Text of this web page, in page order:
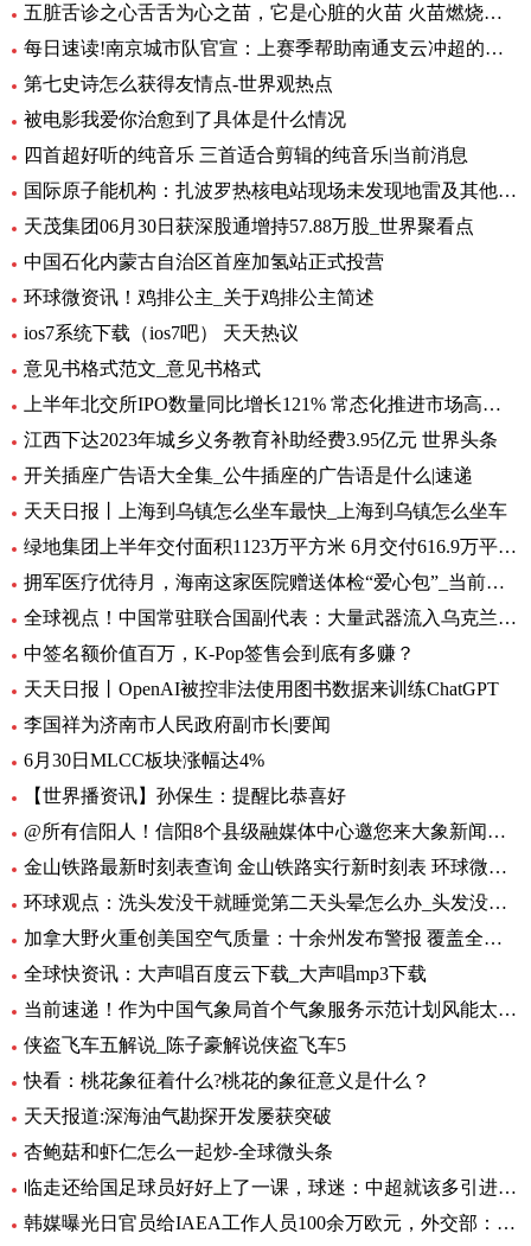
五脏舌诊之心舌舌为心之苗，它是心脏的火苗 火苗燃烧的时候，你会发
每日速读!南京城市队官宣：上赛季帮助南通支云冲超的特拉奥雷加盟
第七史诗怎么获得友情点-世界观热点
被电影我爱你治愈到了具体是什么情况
四首超好听的纯音乐 三首适合剪辑的纯音乐|当前消息
国际原子能机构：扎波罗热核电站现场未发现地雷及其他爆炸物
天茂集团06月30日获深股通增持57.88万股_世界聚看点
中国石化内蒙古自治区首座加氢站正式投营
环球微资讯！鸡排公主_关于鸡排公主简述
ios7系统下载（ios7吧） 天天热议
意见书格式范文_意见书格式
上半年北交所IPO数量同比增长121% 常态化推进市场高质量扩容 要闻
江西下达2023年城乡义务教育补助经费3.95亿元 世界头条
开关插座广告语大全集_公牛插座的广告语是什么|速递
天天日报丨上海到乌镇怎么坐车最快_上海到乌镇怎么坐车
绿地集团上半年交付面积1123万平方米 6月交付616.9万平方米-环球观热点
拥军医疗优待月，海南这家医院赠送体检“爱心包”_当前头条
全球视点！中国常驻联合国副代表：大量武器流入乌克兰 外溢影响和扩散风险与日俱增
中签名额价值百万，K-Pop签售会到底有多赚？
天天日报丨OpenAI被控非法使用图书数据来训练ChatGPT
李国祥为济南市人民政府副市长|要闻
6月30日MLCC板块涨幅达4%
【世界播资讯】孙保生：提醒比恭喜好
@所有信阳人！信阳8个县级融媒体中心邀您来大象新闻，一起争做“山水茶都，红色信阳”推荐官
金山铁路最新时刻表查询 金山铁路实行新时刻表 环球微头条
环球观点：洗头发没干就睡觉第二天头晕怎么办_头发没吹干睡觉头疼怎么办
加拿大野火重创美国空气质量：十余州发布警报 覆盖全美1/3人口-焦点热闻
全球快资讯：大声唱百度云下载_大声唱mp3下载
当前速递！作为中国气象局首个气象服务示范计划风能太阳能发电精细化气象服务示范计划7月1日启动
侠盗飞车五解说_陈子豪解说侠盗飞车5
快看：桃花象征着什么?桃花的象征意义是什么？
天天报道:深海油气勘探开发屡获突破
杏鲍菇和虾仁怎么一起炒-全球微头条
临走还给国足球员好好上了一课，球迷：中超就该多引进这样的外援
韩媒曝光日官员给IAEA工作人员100余万欧元，外交部：日政府有责任作出解释 环球热文